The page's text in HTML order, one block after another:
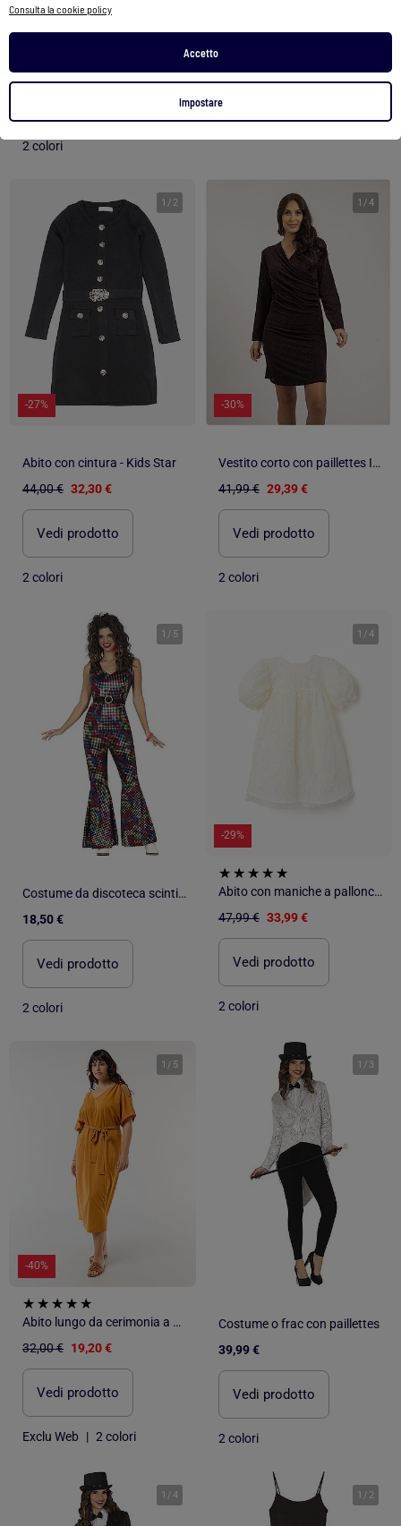
Consulta la cookie policy
Accetto
Impostare
Abito con cintura - Kids Star
2 colori
Abito senza maniche in tulle con volant e fiori
1 / 2
-27%
Abito con cintura - Kids Star
44,00 € 32,30 €
Vedi prodotto
2 colori
1 /4
-30%
Vestito corto con paillettes IZUMI
41,99 € 29,39 €
Vedi prodotto
2 colori
1 / 5
Costume da discoteca scintillante
18,50 €
Vedi prodotto
2 colori
1 /4
-29%
Abito con maniche a palloncino e fiori 3D
47,99 € 33,99 €
Vedi prodotto
2 colori
1 / 5
-40%
Abito lungo da cerimonia a maniche corte
32,00 € 19,20 €
Vedi prodotto
Exclu Web | 2 colori
1 / 3
Costume o frac con paillettes
39,99 €
Vedi prodotto
2 colori
1 /4 1 / 2